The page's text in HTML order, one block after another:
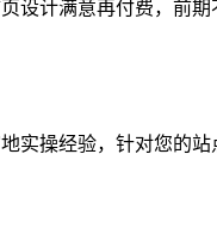
设计满意再付费，前
实操经验，针对您的